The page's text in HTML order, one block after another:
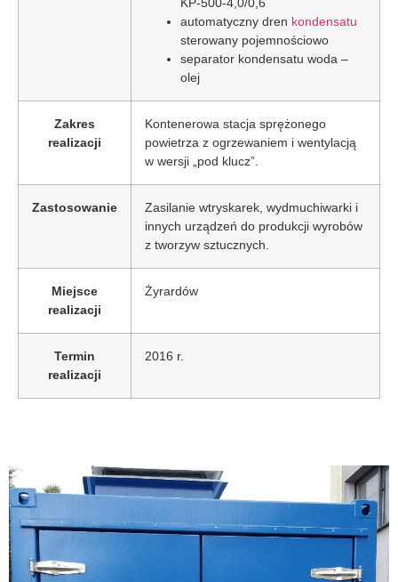
automatyczny dren kondensatu
sterowany pojemnościowo
separator kondensatu woda –
olej
Zakres
realizacji
Kontenerowa stacja sprężonego
powietrza z ogrzewaniem i wentylacją
w wersji „pod klucz”.
Zastosowanie
Zasilanie wtryskarek, wydmuchiwarki i
innych urządzeń do produkcji wyrobów
z tworzyw sztucznych.
Miejsce
realizacji
Żyrardów
Termin
realizacji
2016 r.